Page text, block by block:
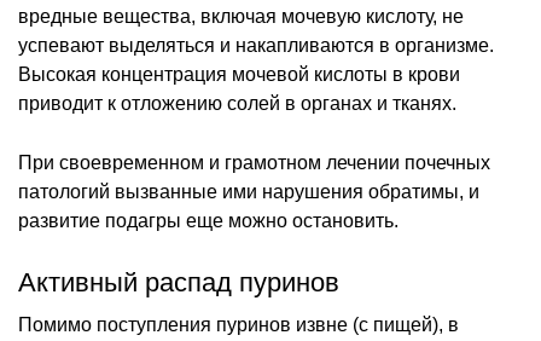
вредные вещества, включая мочевую кислоту, не
успевают выделяться и накапливаются в организме.
Высокая концентрация мочевой кислоты в крови
приводит к отложению солей в органах и тканях.
При своевременном и грамотном лечении почечных
патологий вызванные ими нарушения обратимы, и
развитие подагры еще можно остановить.
Активный распад пуринов
Помимо поступления пуринов извне (с пищей), в